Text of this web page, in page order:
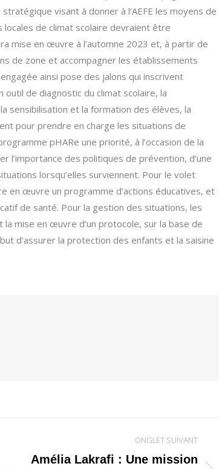
visant à donner à l’AEFE les moyens de
de climat scolaire devraient être
mise en œuvre à l’automne 2023 et, à partir de
de zone et accompagner les établissements
ainsi pose des jalons qui inscrivent
outil de diagnostic du climat scolaire, la
sensibilisation et la formation des élèves, la
pour prendre en charge les situations de
pHARe une priorité, à l’occasion de la
l’importance des politiques de prévention, d’une
lorsqu’elles surviennent. Pour le volet
œuvre un programme d’actions éducatives, et
de santé. Pour la gestion des situations, les
mise en œuvre d’un protocole, sur la base de
d’assurer la protection des enfants et la saisine
ONGLET SUIVANT
Amélia Lakrafi : Une mission